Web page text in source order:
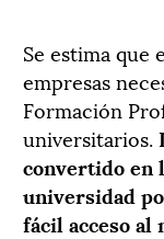
Se estima que
empresas
Formación
universitarios.
convertido en
universidad
fácil acceso al